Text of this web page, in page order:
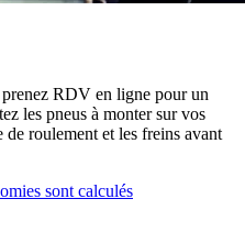
prenez RDV en ligne pour un
les pneus à monter sur vos
roulement et les freins avant
sont calculés